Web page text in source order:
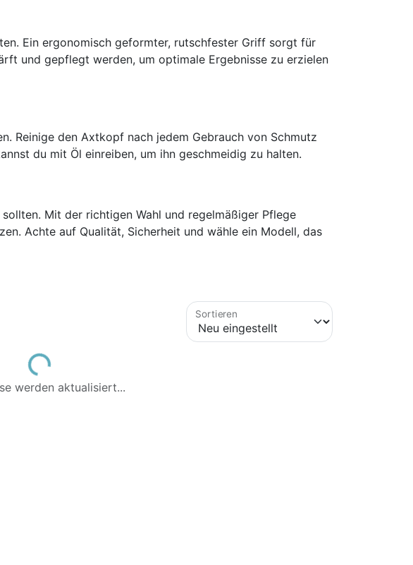
Ein ergonomisch geformter, rutschfester Griff sorgt für
und gepflegt werden, um optimale Ergebnisse zu erzielen
Reinige den Axtkopf nach jedem Gebrauch von Schmutz
du mit Öl einreiben, um ihn geschmeidig zu halten.
Mit der richtigen Wahl und regelmäßiger Pflege
Achte auf Qualität, Sicherheit und wähle ein Modell, das
Sortieren
Loading...
werden aktualisiert...